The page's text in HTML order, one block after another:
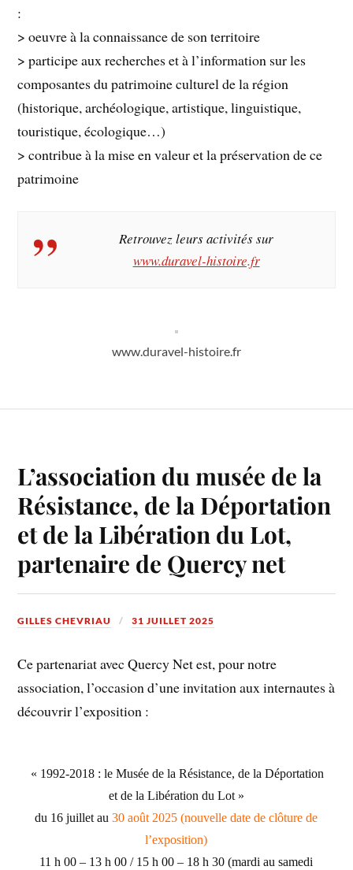
:
> oeuvre à la connaissance de son territoire
> participe aux recherches et à l’information sur les
composantes du patrimoine culturel de la région
(historique, archéologique, artistique, linguistique,
touristique, écologique…)
> contribue à la mise en valeur et la préservation de ce
patrimoine
Retrouvez leurs activités sur
www.duravel-histoire.fr
www.duravel-histoire.fr
L’association du musée de la
Résistance, de la Déportation
et de la Libération du Lot,
partenaire de Quercy net
GILLES CHEVRIAU 31 JUILLET 2025
Ce partenariat avec Quercy Net est, pour notre
association, l’occasion d’une invitation aux internautes à
découvrir l’exposition :
« 1992-2018 : le Musée de la Résistance, de la Déportation
et de la Libération du Lot »
du 16 juillet au30 août 2025 (nouvelle date de clôture de
l’exposition)
11 h 00 – 13 h 00 / 15 h 00 – 18 h 30 (mardi au samedi